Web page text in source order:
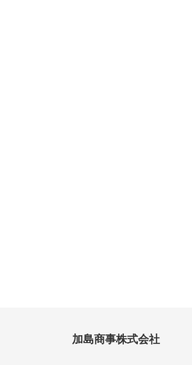
加島商事株式会社